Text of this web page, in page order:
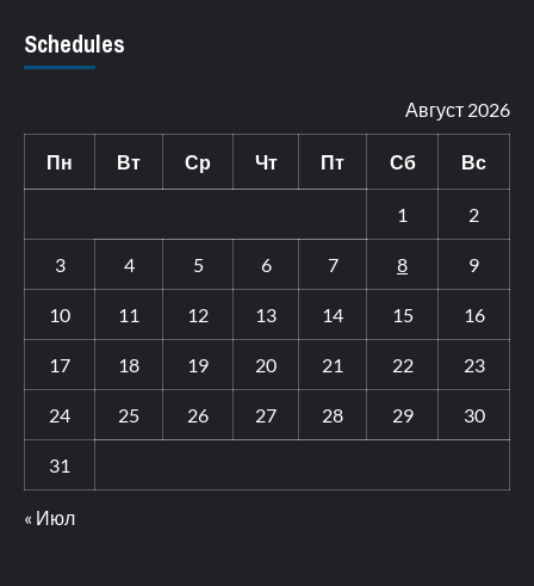
Schedules
Август 2026
Пн Вт Ср Чт Пт Сб Вс
1 2
3 4 5 6 7 8 9
10 11 12 13 14 15 16
17 18 19 20 21 22 23
24 25 26 27 28 29 30
31
« Июл